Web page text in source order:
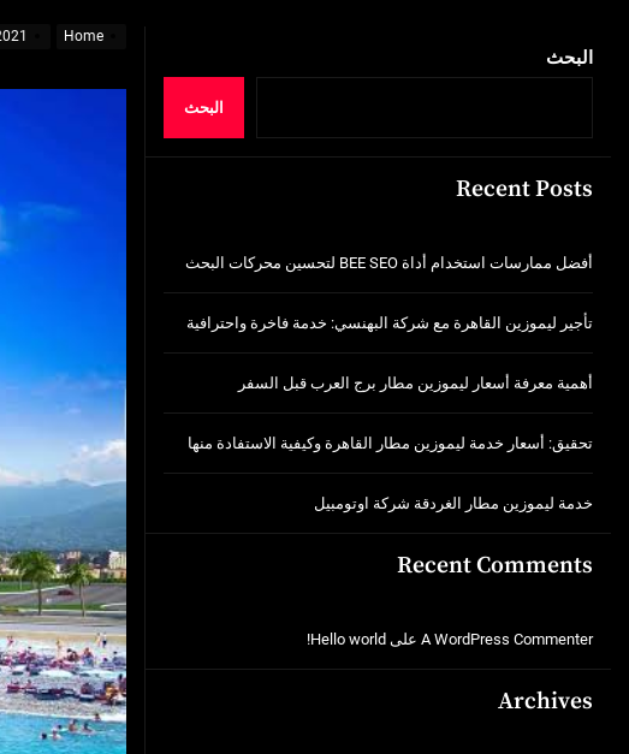
أفضل ممارسات استخدام أداة BEE SEO لتحسين محركات البحث
أهمية معرفة أسعار ليموزين مطار برج العرب قبل السفر
تحقيق: أسعار خدمة ليموزين مطار القاهرة وكيفية
خدمة ليموزين مطار الغردقة شركة اوتومبيل
Home
البحث
البحث
Recent Posts
أفضل ممارسات استخدام أداة BEE SEO لتحسين محركات البحث
تأجير ليموزين القاهرة مع شركة البهنسي: خدمة فاخرة واحترافية
أهمية معرفة أسعار ليموزين مطار برج العرب قبل السفر
تحقيق: أسعار خدمة ليموزين مطار القاهرة وكيفية الاستفادة منها
خدمة ليموزين مطار الغردقة شركة اوتومبيل
Recent Comments
A WordPress Commenter على Hello world!
Archives